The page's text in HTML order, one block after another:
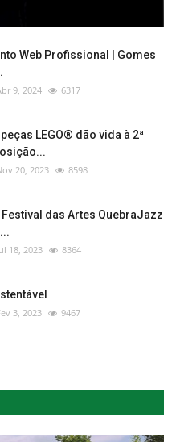
Web Profissional | Gomes
9, 2024 6317
LEGO® dão vida à 2ª
20, 2023 8598
das Artes QuebraJazz
18, 2023 8364
3, 2023 9467